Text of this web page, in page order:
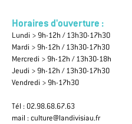
Horaires d'ouverture :
Lundi > 9h-12h / 13h30-17h30
Mardi > 9h-12h / 13h30-17h30
Mercredi > 9h-12h / 13h30-18h
Jeudi > 9h-12h / 13h30-17h30
Vendredi > 9h-17h30
Tél : 02.98.68.67.63
mail : culture@landivisiau.fr